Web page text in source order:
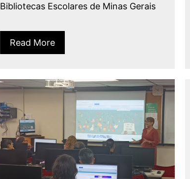
Bibliotecas Escolares de Minas Gerais
Read More